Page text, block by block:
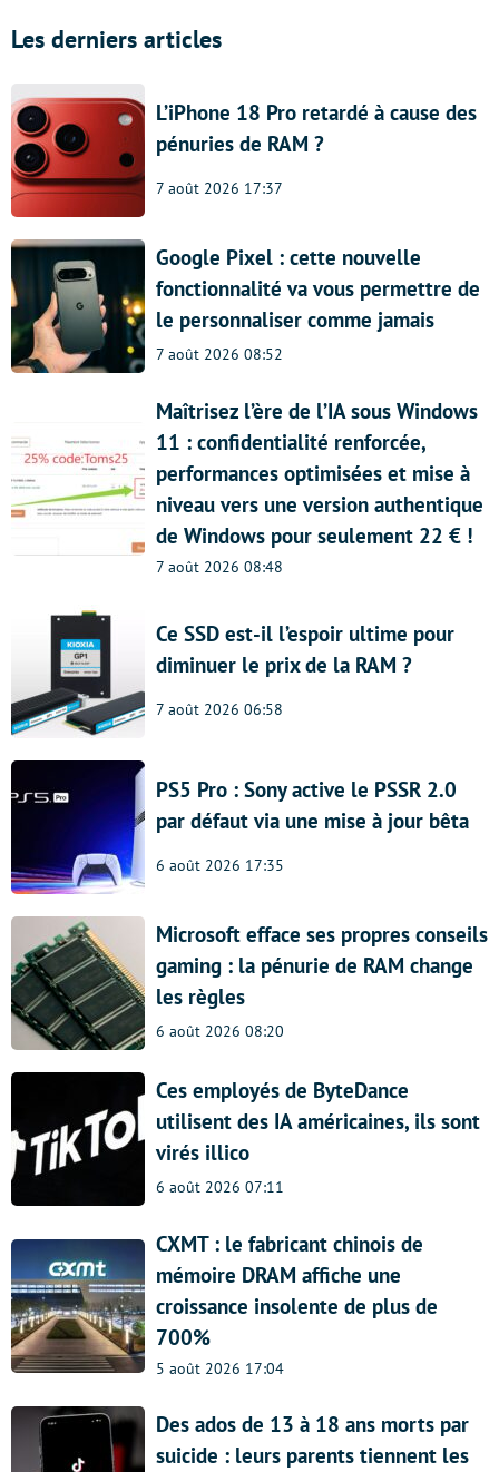
Les derniers articles
L’iPhone 18 Pro retardé à cause des
pénuries de RAM ?
7 août 2026 17:37
Google Pixel : cette nouvelle
fonctionnalité va vous permettre de
le personnaliser comme jamais
7 août 2026 08:52
Maîtrisez l’ère de l’IA sous Windows
11 : confidentialité renforcée,
performances optimisées et mise à
niveau vers une version authentique
de Windows pour seulement 22 € !
7 août 2026 08:48
Ce SSD est-il l’espoir ultime pour
diminuer le prix de la RAM ?
7 août 2026 06:58
PS5 Pro : Sony active le PSSR 2.0
par défaut via une mise à jour bêta
6 août 2026 17:35
Microsoft efface ses propres conseils
gaming : la pénurie de RAM change
les règles
6 août 2026 08:20
Ces employés de ByteDance
utilisent des IA américaines, ils sont
virés illico
6 août 2026 07:11
CXMT : le fabricant chinois de
mémoire DRAM affiche une
croissance insolente de plus de
700%
5 août 2026 17:04
Des ados de 13 à 18 ans morts par
suicide : leurs parents tiennent les